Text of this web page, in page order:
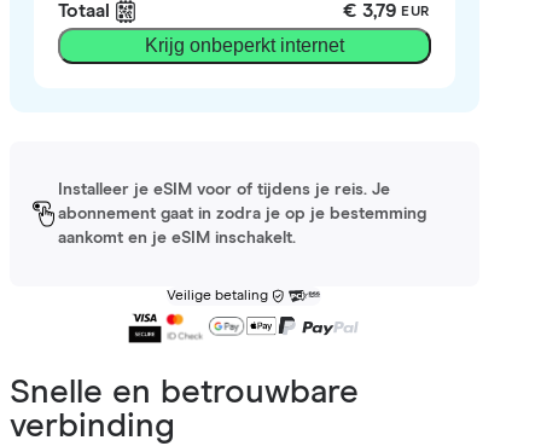
Totaal € 3,79 EUR
Krijg onbeperkt internet
Installeer je eSIM voor of tijdens je reis. Je
abonnement gaat in zodra je op je bestemming
aankomt en je eSIM inschakelt.
Veilige betaling
Snelle en betrouwbare
verbinding